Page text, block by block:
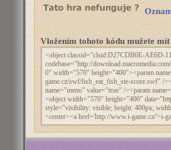
Vložením tohoto kódu mužete